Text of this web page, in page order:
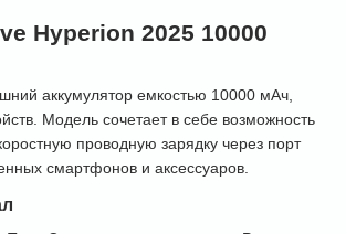
Hyperion 2025 10000
аккумулятор емкостью 10000 мАч,
Модель сочетает в себе возможность
проводную зарядку через порт
смартфонов и аксессуаров.